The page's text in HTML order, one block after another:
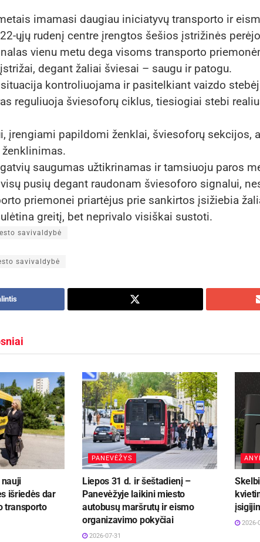
imamasi daugiau iniciatyvų transporto ir
ųjų rudenį centre įrengtos šešios įstrižinės
vienu metu dega visoms transporto
degant žaliai šviesai – saugu ir patogu.
kontroliuojama ir pasitelkiant vaizdo
reguliuoja šviesoforų ciklus, tiesiogiai stebi
įrengiami papildomi ženklai, šviesoforų sekcijos,
saugumas užtikrinamas ir tamsiuoju paros
pusių degant raudonam šviesoforo signalui,
priemonei priartėjus prie sankirtos įsižiebia
greitį, bet neprivalo visiškai sustoti.
savivaldybė
savivaldybė
išriedės dar
transporto
PANEVĖŽYS
Liepos 31 d. ir šeštadienį –
Panevėžyje laikini miesto
autobusų maršrutų ir eismo
organizavimo pokyčiai
2026-07-31
2026-